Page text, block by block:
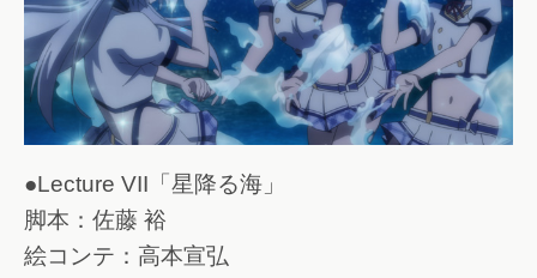
●Lecture VII「星降る海」
脚本：佐藤 裕
絵コンテ：高本宣弘